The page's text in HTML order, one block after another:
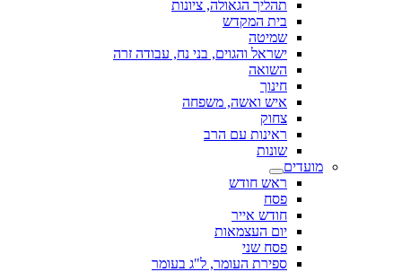
תהליך הגאולה, ציונות
בית המקדש
שמיטה
ישראל והגוים, בני נח, עבודה זרה
השואה
חינוך
איש ואשה, משפחה
צחוק
ראינות עם הרב
שונות
מועדים
ראש חודש
פסח
חודש אייר
יום העצמאות
פסח שני
ספירת העומר, ל"ג בעומר